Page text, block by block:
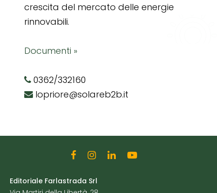
crescita del mercato delle energie
rinnovabili.
Documenti »
0362/332160
lopriore@solareb2b.it
Editoriale Farlastrada Srl